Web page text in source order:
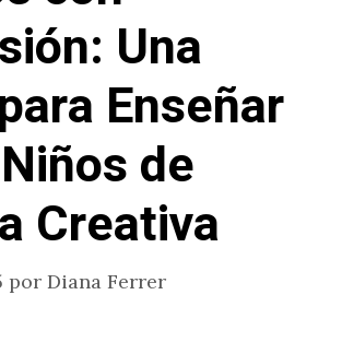
Una
Enseñar
de
Creativa
por Diana Ferrer